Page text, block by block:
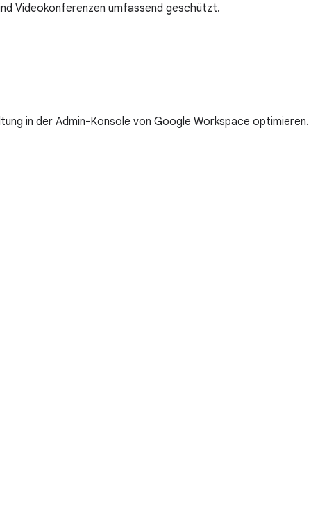
Videokonferenzen umfassend geschützt.
in der Admin-Konsole von Google Workspace optimieren.